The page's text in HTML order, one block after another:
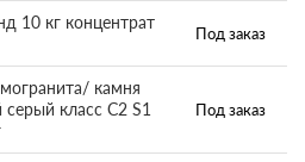
10 кг концентрат
Под заказ
камня
класс С2 S1
Под заказ